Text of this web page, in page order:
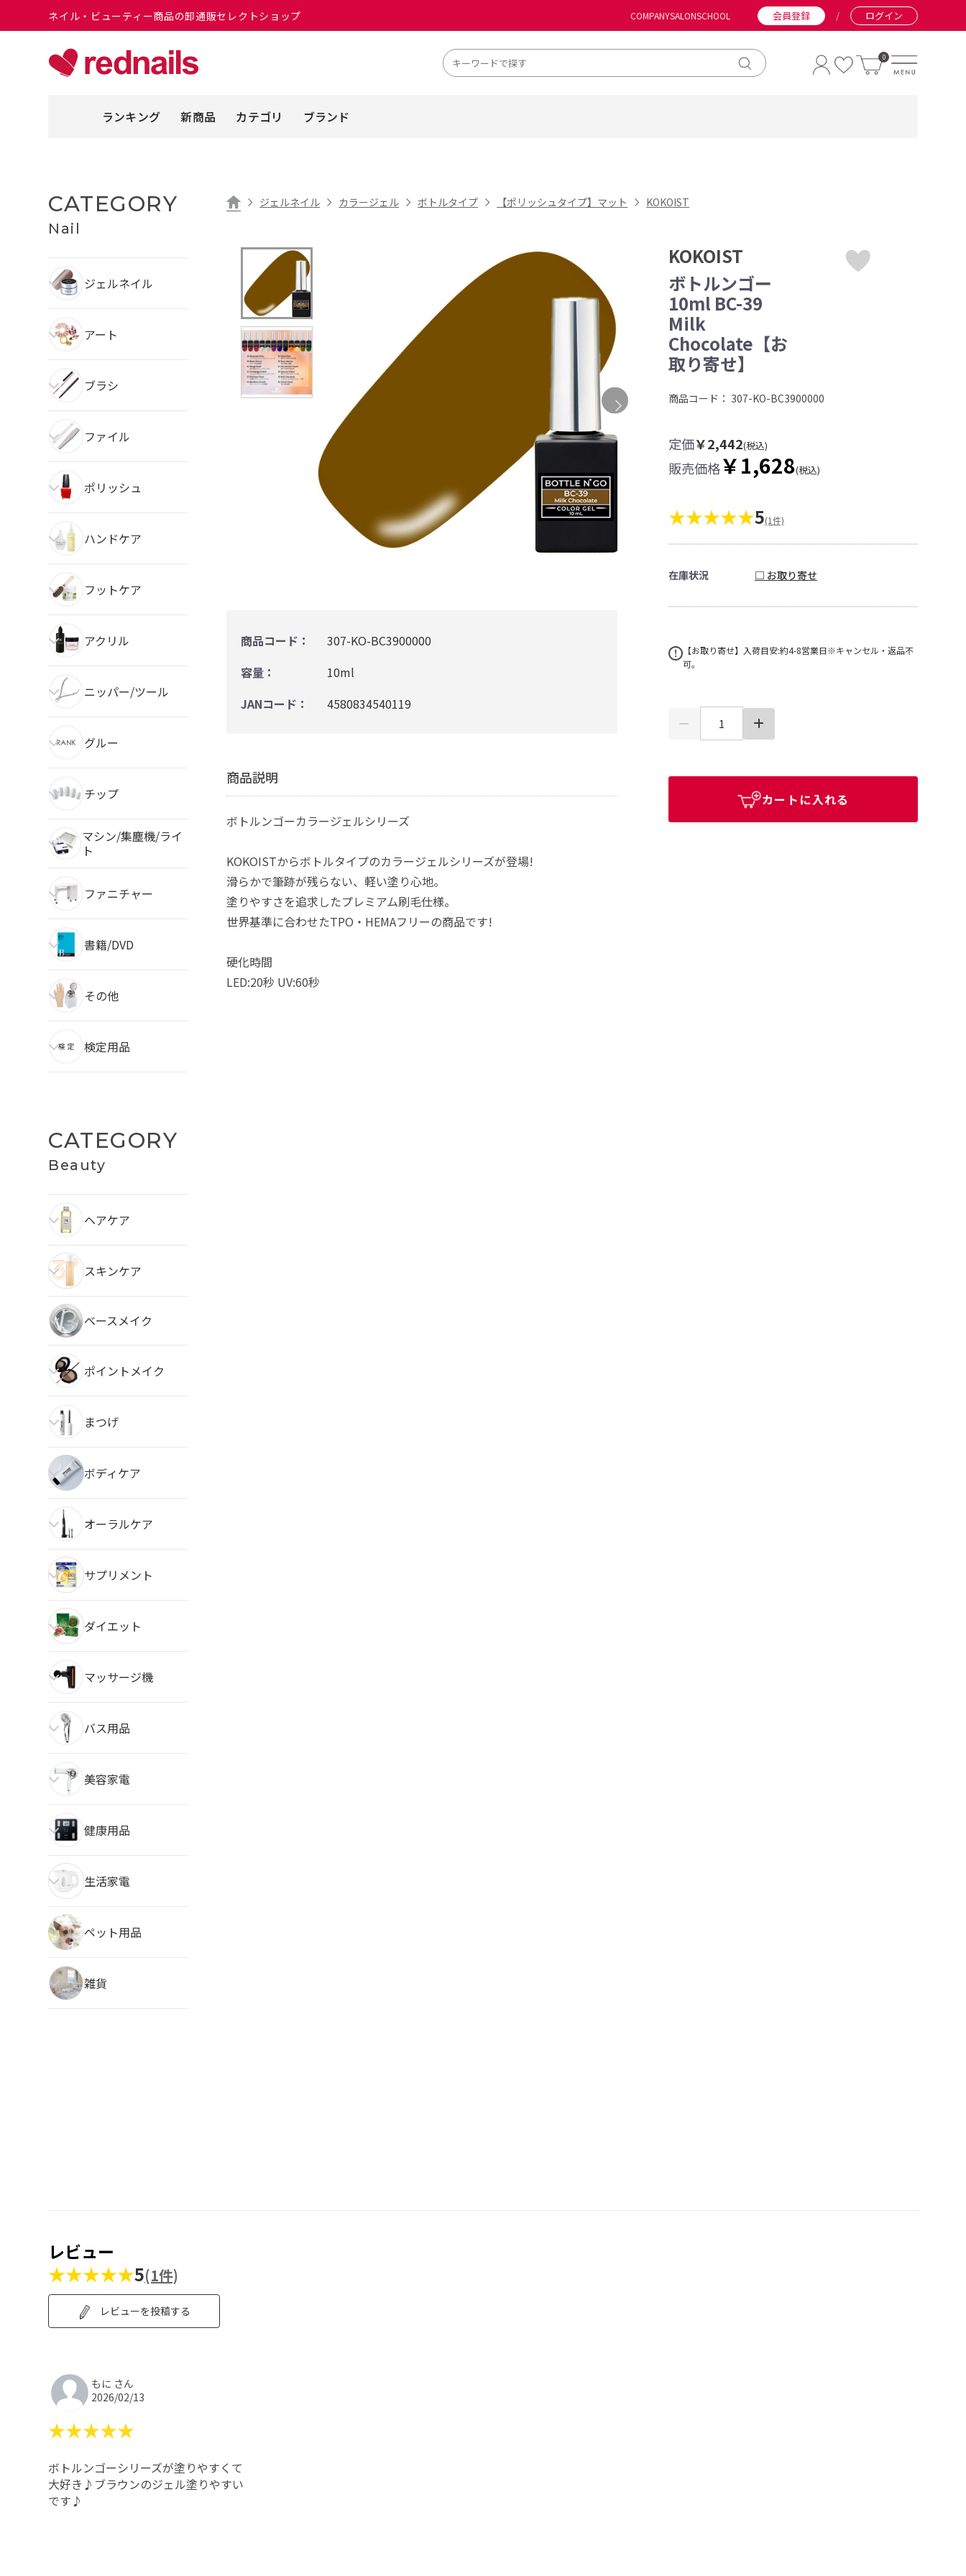
ネイル・ビューティー商品の卸通販セレクトショップ COMPANYSALONSCHOOL 会員登録 / ログイン
0
ランキング 新商品 カテゴリ ブランド
CATEGORY
Nail
ジェルネイル
アート
ブラシ
ファイル
ポリッシュ
ハンドケア
フットケア
アクリル
ニッパー/ツール
グルー
チップ
マシン/集塵機/ライ
ト
ファニチャー
書籍/DVD
その他
検定用品
CATEGORY
Beauty
ヘアケア
スキンケア
ベースメイク
ポイントメイク
まつげ
ボディケア
オーラルケア
サプリメント
ダイエット
マッサージ機
バス用品
美容家電
健康用品
生活家電
ペット用品
雑貨
ジェルネイル カラージェル ボトルタイプ 【ポリッシュタイプ】マット KOKOIST
商品コード：
307-KO-BC3900000
容量：
10ml
JANコード：
4580834540119
商品説明
ボトルンゴーカラージェルシリーズ
KOKOISTからボトルタイプのカラージェルシリーズが登場!
滑らかで筆跡が残らない、軽い塗り心地。
塗りやすさを追求したプレミアム刷毛仕様。
世界基準に合わせたTPO・HEMAフリーの商品です!
硬化時間
LED:20秒 UV:60秒
KOKOIST
ボトルンゴー
10ml BC-39
Milk
Chocolate【お
取り寄せ】
商品コード： 307-KO-BC3900000
定価￥2,442(税込)
販売価格￥1,628(税込)
★★★★★5(1件)
在庫状況 □ お取り寄せ
【お取り寄せ】入荷目安:約4-8営業日※キャンセル・返品不
可。
カートに入れる
レビュー
★★★★★5(1件)
レビューを投稿する
もに さん
2026/02/13
★★★★★
ボトルンゴーシリーズが塗りやすくて
大好き♪ブラウンのジェル塗りやすい
です♪